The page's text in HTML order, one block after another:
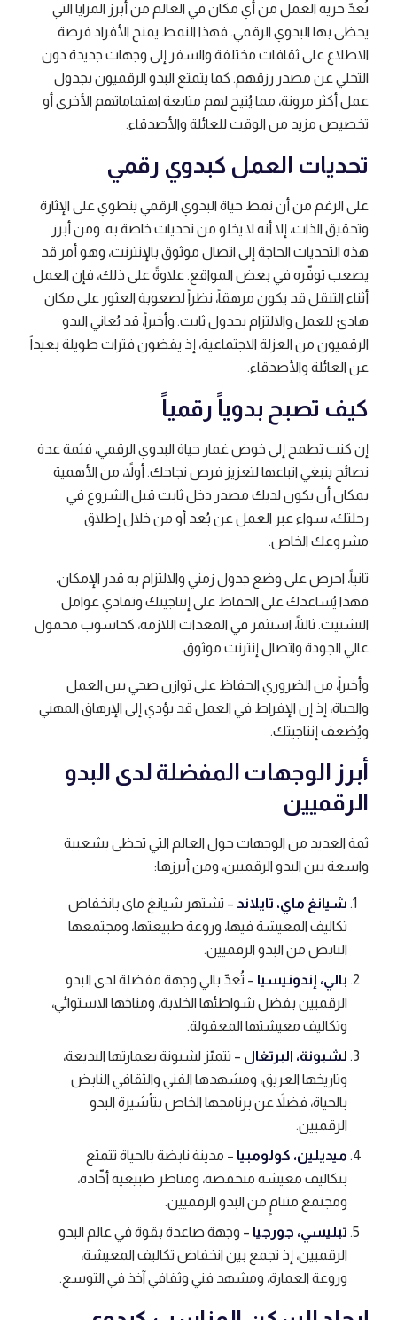
تُعدّ حرية العمل من أي مكان في العالم من أبرز المزايا التي
يحظى بها البدوي الرقمي. فهذا النمط يمنح الأفراد فرصة
الاطلاع على ثقافات مختلفة والسفر إلى وجهات جديدة دون
التخلي عن مصدر رزقهم. كما يتمتع البدو الرقميون بجدول
عمل أكثر مرونة، مما يُتيح لهم متابعة اهتماماتهم الأخرى أو
تخصيص مزيد من الوقت للعائلة والأصدقاء.
تحديات العمل كبدوي رقمي
على الرغم من أن نمط حياة البدوي الرقمي ينطوي على الإثارة
وتحقيق الذات، إلا أنه لا يخلو من تحديات خاصة به. ومن أبرز
هذه التحديات الحاجة إلى اتصال موثوق بالإنترنت، وهو أمر قد
يصعب توفّره في بعض المواقع. علاوةً على ذلك، فإن العمل
أثناء التنقل قد يكون مرهقاً، نظراً لصعوبة العثور على مكان
هادئ للعمل والالتزام بجدول ثابت. وأخيراً، قد يُعاني البدو
الرقميون من العزلة الاجتماعية، إذ يقضون فترات طويلة بعيداً
عن العائلة والأصدقاء.
كيف تصبح بدوياً رقمياً
إن كنت تطمح إلى خوض غمار حياة البدوي الرقمي، فثمة عدة
نصائح ينبغي اتباعها لتعزيز فرص نجاحك. أولاً، من الأهمية
بمكان أن يكون لديك مصدر دخل ثابت قبل الشروع في
رحلتك، سواء عبر العمل عن بُعد أو من خلال إطلاق
مشروعك الخاص.
ثانياً، احرص على وضع جدول زمني والالتزام به قدر الإمكان،
فهذا يُساعدك على الحفاظ على إنتاجيتك وتفادي عوامل
التشتيت. ثالثاً، استثمر في المعدات اللازمة، كحاسوب محمول
عالي الجودة واتصال إنترنت موثوق.
وأخيراً، من الضروري الحفاظ على توازن صحي بين العمل
والحياة، إذ إن الإفراط في العمل قد يؤدي إلى الإرهاق المهني
ويُضعف إنتاجيتك.
أبرز الوجهات المفضلة لدى البدو
الرقميين
ثمة العديد من الوجهات حول العالم التي تحظى بشعبية
واسعة بين البدو الرقميين، ومن أبرزها:
شيانغ ماي، تايلاند – تشتهر شيانغ ماي بانخفاض
تكاليف المعيشة فيها، وروعة طبيعتها، ومجتمعها
النابض من البدو الرقميين.
بالي، إندونيسيا – تُعدّ بالي وجهة مفضلة لدى البدو
الرقميين بفضل شواطئها الخلابة، ومناخها الاستوائي،
وتكاليف معيشتها المعقولة.
لشبونة، البرتغال – تتميّز لشبونة بعمارتها البديعة،
وتاريخها العريق، ومشهدها الفني والثقافي النابض
بالحياة، فضلاً عن برنامجها الخاص بتأشيرة البدو
الرقميين.
ميديلين، كولومبيا – مدينة نابضة بالحياة تتمتع
بتكاليف معيشة منخفضة، ومناظر طبيعية أخّاذة،
ومجتمع متنامٍ من البدو الرقميين.
تبليسي، جورجيا – وجهة صاعدة بقوة في عالم البدو
الرقميين، إذ تجمع بين انخفاض تكاليف المعيشة،
وروعة العمارة، ومشهد فني وثقافي آخذ في التوسع.